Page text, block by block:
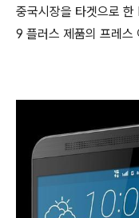
중국시장을 타겟으로
9 플러스 제품의 프레스